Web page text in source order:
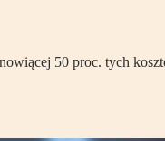
50 proc. tych